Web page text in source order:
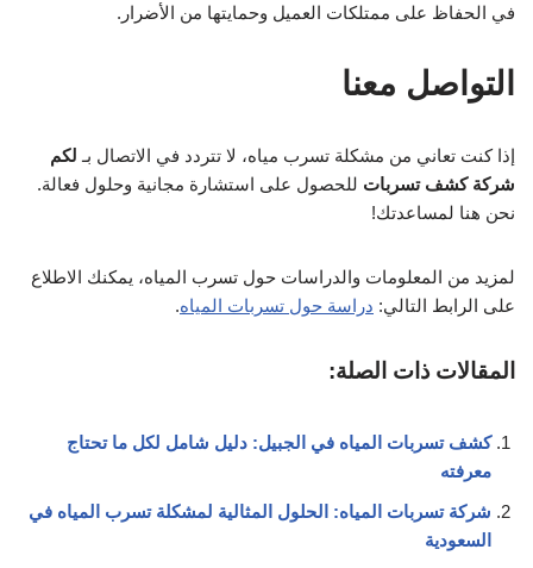
في الحفاظ على ممتلكات العميل وحمايتها من الأضرار.
التواصل معنا
إذا كنت تعاني من مشكلة تسرب مياه، لا تتردد في الاتصال بـ لكم
شركة كشف تسربات للحصول على استشارة مجانية وحلول فعالة.
نحن هنا لمساعدتك!
لمزيد من المعلومات والدراسات حول تسرب المياه، يمكنك الاطلاع
على الرابط التالي: دراسة حول تسربات المياه.
المقالات ذات الصلة:
كشف تسربات المياه في الجبيل: دليل شامل لكل ما تحتاج
معرفته
شركة تسربات المياه: الحلول المثالية لمشكلة تسرب المياه في
السعودية